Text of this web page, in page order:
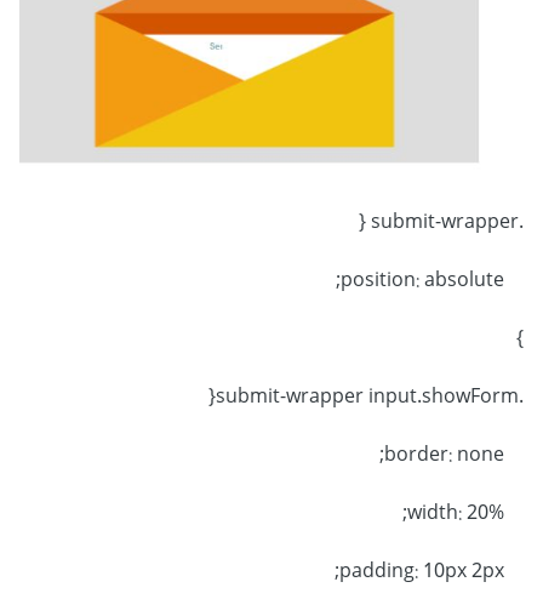
}